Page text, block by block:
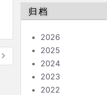
归档
2026
2025
2024
2023
2022